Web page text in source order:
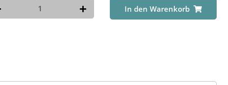
In den Warenkorb